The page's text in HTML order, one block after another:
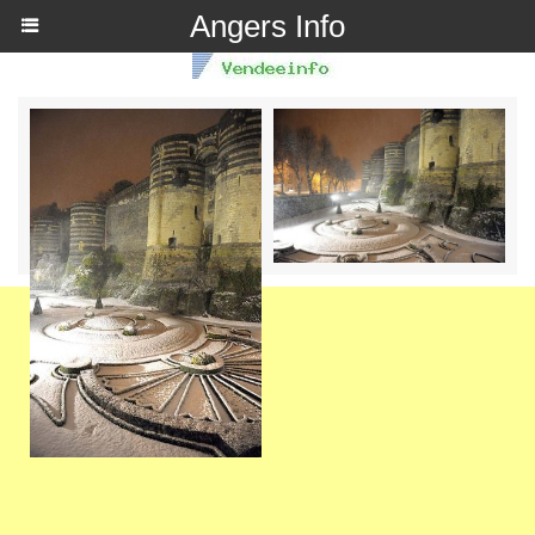
Angers Info